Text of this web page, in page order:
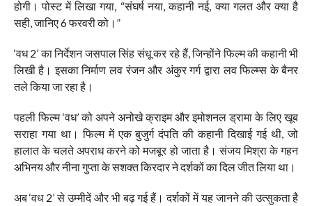
होगी। पोस्ट में लिखा गया, “संघर्ष नया, कहानी नई, क्या गलत और क्या है
सही, जानिए 6 फरवरी को।”
‘वध 2’ का निर्देशन जसपाल सिंह संधू कर रहे हैं, जिन्होंने फिल्म की कहानी भी
लिखी है। इसका निर्माण लव रंजन और अंकुर गर्ग द्वारा लव फिल्म्स के बैनर
तले किया जा रहा है।
पहली फिल्म ‘वध’ को अपने अनोखे क्राइम और इमोशनल ड्रामा के लिए खूब
सराहा गया था। फिल्म में एक बुजुर्ग दंपति की कहानी दिखाई गई थी, जो
हालात के चलते अपराध करने को मजबूर हो जाता है। संजय मिश्रा के गहन
अभिनय और नीना गुप्ता के सशक्त किरदार ने दर्शकों का दिल जीत लिया था।
अब ‘वध 2’ से उम्मीदें और भी बढ़ गई हैं। दर्शकों में यह जानने की उत्सुकता है